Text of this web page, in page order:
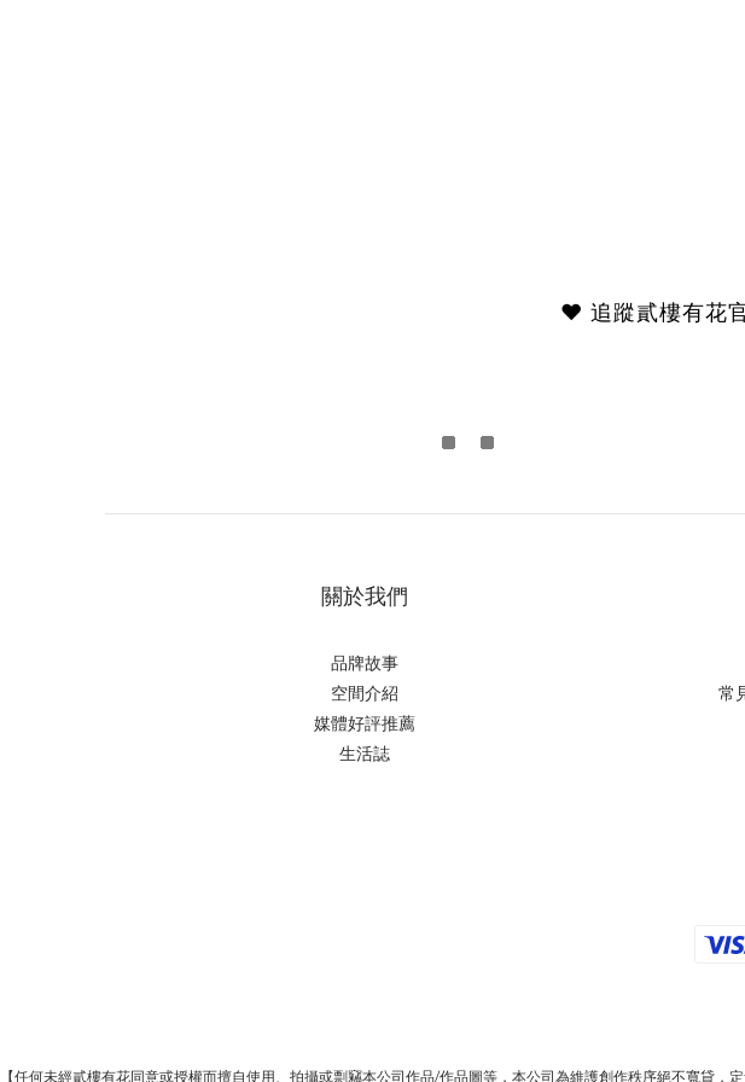
❤︎ 追蹤貳樓有花
關於我們
品牌故事
空間介紹
媒體好評推薦
生活誌
常
【任何未經貳樓有花同意或授權而擅自使用、拍攝或剽竊本公司作品/作品圖等，本公司為維護創作秩序絕不寬